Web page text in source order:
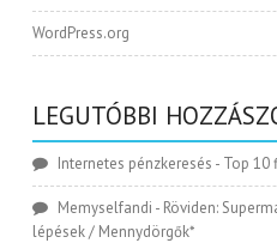
WordPress.org
LEGUTÓBBI
Internetes pénzkeresés - Top 10
Memyselfandi - Röviden:
lépések / Mennydörgők*